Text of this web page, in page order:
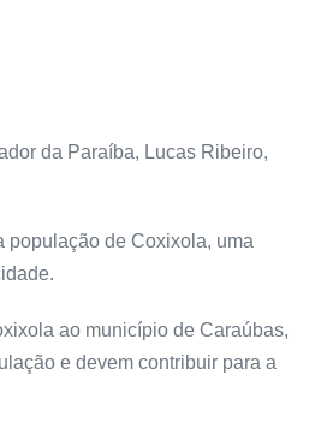
da Paraíba, Lucas Ribeiro,
população de Coxixola, uma
ao município de Caraúbas,
e devem contribuir para a